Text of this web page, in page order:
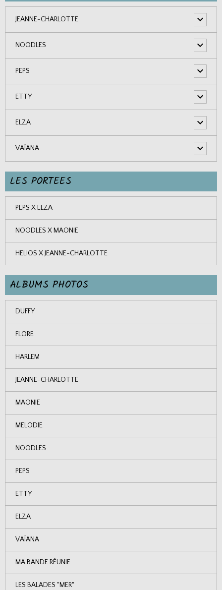
JEANNE-CHARLOTTE
NOODLES
PEPS
ETTY
ELZA
VAÏANA
LES PORTEES
PEPS X ELZA
NOODLES X MAONIE
HELIOS X JEANNE-CHARLOTTE
ALBUMS PHOTOS
DUFFY
FLORE
HARLEM
JEANNE-CHARLOTTE
MAONIE
MELODIE
NOODLES
PEPS
ETTY
ELZA
VAÏANA
MA BANDE RÉUNIE
LES BALADES "MER"